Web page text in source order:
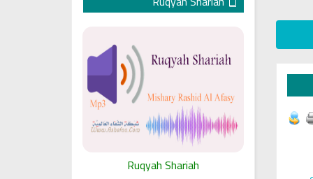
Ruqyah Shariah